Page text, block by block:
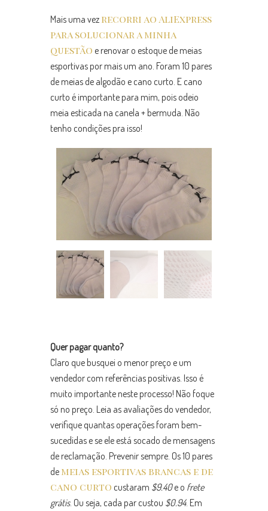
Mais uma vez recorri ao AliExpress
para solucionar a minha
questão e renovar o estoque de meias
esportivas por mais um ano. Foram 10 pares
de meias de algodão e cano curto. E cano
curto é importante para mim, pois odeio
meia esticada na canela + bermuda. Não
tenho condições pra isso!
Quer pagar quanto?
Claro que busquei o menor preço e um
vendedor com referências positivas. Isso é
muito importante neste processo! Não foque
só no preço. Leia as avaliações do vendedor,
verifique quantas operações foram bem-
sucedidas e se ele está socado de mensagens
de reclamação. Prevenir sempre. Os 10 pares
de meias esportivas brancas e de
cano curto custaram $9.40e o frete
grátis. Ou seja, cada par custou $0.94. Em